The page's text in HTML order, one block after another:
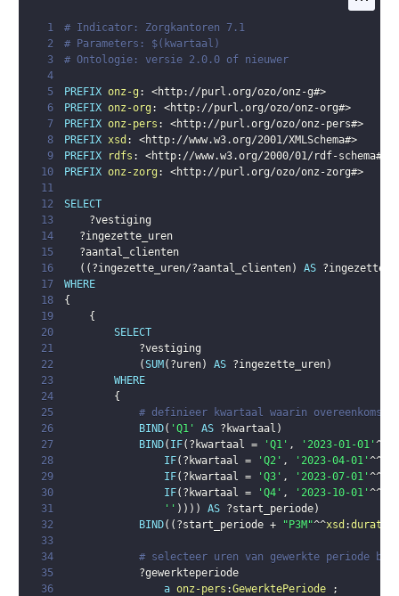
1
# Indicator: Zorgkantoren 7.1
2
# Parameters: $(kwartaal)
3
# Ontologie: versie 2.0.0 of nieuwer
4
5
PREFIX onz-g : <http://purl.org/ozo/onz-g#>
6
PREFIX onz-org : <http://purl.org/ozo/onz-org#>
7
PREFIX onz-pers : <http://purl.org/ozo/onz-pers#>
8
PREFIX xsd : <http://www.w3.org/2001/XMLSchema#>
9
PREFIX rdfs : <http://www.w3.org/2000/01/rdf-schema#
10
PREFIX onz-zorg : <http://purl.org/ozo/onz-zorg#>
11
12
SELECT
13
?vestiging
14
?ingezette_uren
15
?aantal_clienten
16
( ( ?ingezette_uren/?aantal_clienten) AS
17
WHERE
18
{
19
{
20
SELECT
21
?vestiging
22
(SUM ( ?uren) AS ?ingezette_uren)
23
WHERE
24
{
25
# definieer kwartaal waarin overeenkomst
26
BIND( 'Q1' AS ?kwartaal )
27
BIND( IF( ?kwartaal = 'Q1' , '2023-01-01'^^
28
IF( ?kwartaal = 'Q2' , '2023-04-01'^^
29
IF( ?kwartaal = 'Q3' , '2023-07-01'^^
30
IF( ?kwartaal = 'Q4' , '2023-10-01'^^
31
'' ) ) ) ) AS ?start_periode)
32
BIND( ( ?start_periode + "P3M"^^xsd :
33
34
# selecteer uren van gewerkte periode
35
?gewerkteperiode
36
a onz-pers :GewerktePeriode
;